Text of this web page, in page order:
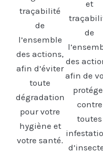
traçabilité
de
l’ensemble
des actions,
afin d’éviter
toute
dégradation
pour votre
hygiène et
votre santé.
et
de
des
afin de
contre
toutes